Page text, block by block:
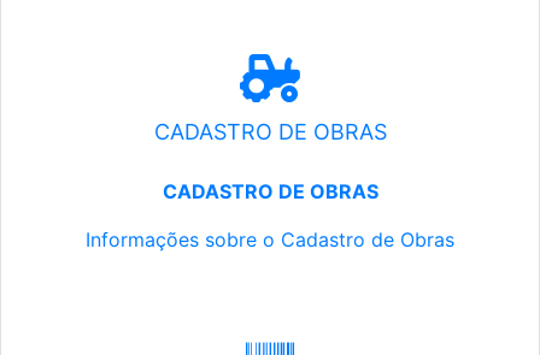
CADASTRO DE OBRAS
CADASTRO DE OBRAS
Informações sobre o Cadastro de Obras